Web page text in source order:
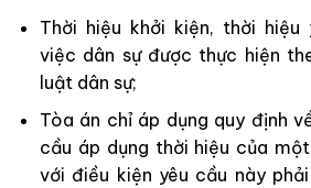
Thời hiệu khởi kiện, thời
việc dân sự được thực hiện
luật dân sự;
Tòa án chỉ áp dụng quy định
cầu áp dụng thời hiệu của
với điều kiện yêu cầu này